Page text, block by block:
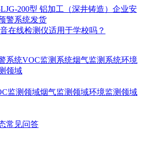
200型 铝加工（深井铸造）企业安
警系统发货
在线检测仪适用于学校吗？
系统VOC监测系统烟气监测系统环境
领域
监测领域烟气监测领域环境监测领域
常见问答